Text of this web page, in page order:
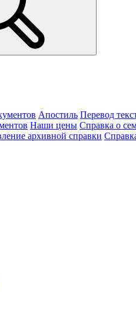
Апостиль Перевод
Наши цены Справка о
архивной справки